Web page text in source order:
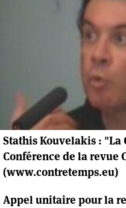
Stathis Kouvelakis : "La
Conférence de la revue
(www.contretemps.eu)
Appel unitaire pour la